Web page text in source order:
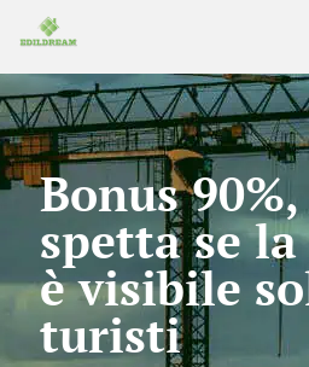
Bonus
spetta se
è visibile
turisti